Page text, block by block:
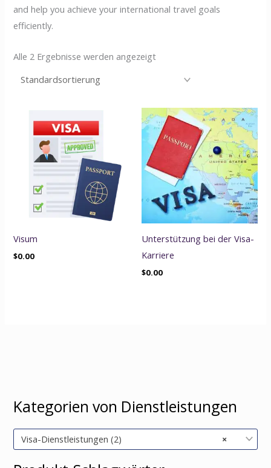
and help you achieve your international travel goals
efficiently.
Alle 2 Ergebnisse werden angezeigt
Visum
$0.00
Unterstützung bei der Visa-
Karriere
$0.00
Kategorien von Dienstleistungen
×
Visa-Dienstleistungen (2)